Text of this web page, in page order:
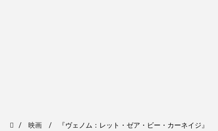
映画 『ヴェノム：レット・ゼア・ビー・カーネイジ』